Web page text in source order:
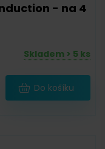
- na 4
Skladem > 5 ks
Do košíku